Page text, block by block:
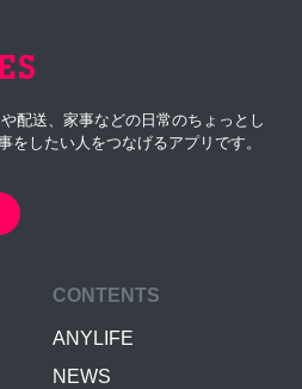
配送、家事などの日常のちょっとし
をしたい人をつなげるアプリです。
CONTENTS
ANYLIFE
NEWS